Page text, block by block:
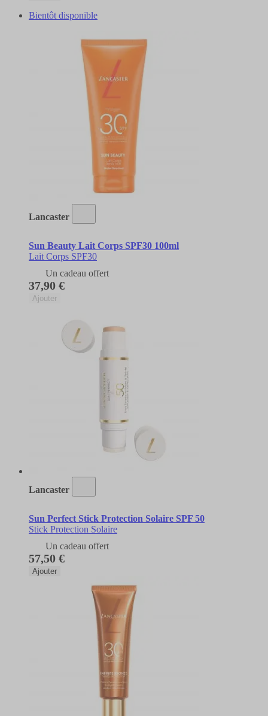
Bientôt disponible
Lancaster
Sun Beauty Lait Corps SPF30 100ml
Lait Corps SPF30
Un cadeau offert
37,90 €
Ajouter
Lancaster
Sun Perfect Stick Protection Solaire SPF 50
Stick Protection Solaire
Un cadeau offert
57,50 €
Ajouter